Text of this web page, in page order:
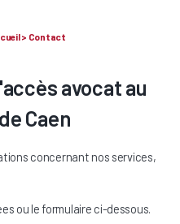
> Contact
avocat au
Caen
concernant nos services,
ou le formulaire ci-dessous.